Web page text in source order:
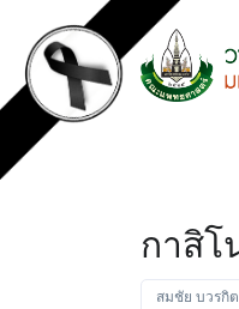
กาสิโ
สมชัย บวรกิ